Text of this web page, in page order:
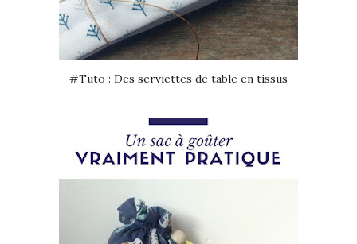
#Tuto : Des serviettes de table en tissus